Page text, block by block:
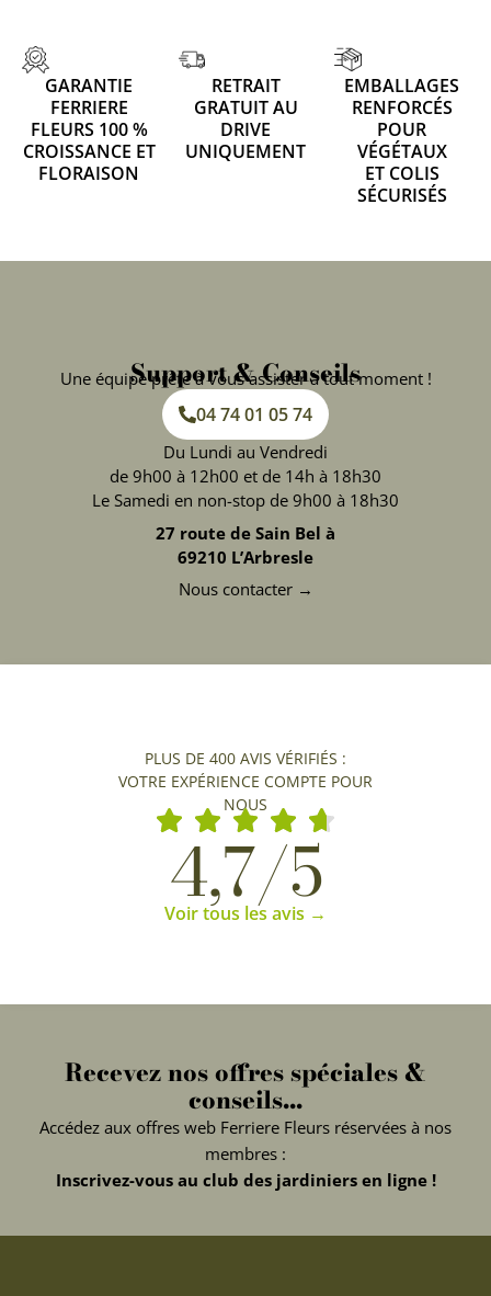
GARANTIE
FERRIERE
FLEURS 100 %
CROISSANCE ET
FLORAISON
RETRAIT
GRATUIT AU
DRIVE
UNIQUEMENT
EMBALLAGES
RENFORCÉS
POUR
VÉGÉTAUX
ET COLIS
SÉCURISÉS
Support & Conseils
Une équipe prête à vous assister à tout moment !
04 74 01 05 74
Du Lundi au Vendredi
de 9h00 à 12h00 et de 14h à 18h30
Le Samedi en non-stop de 9h00 à 18h30
27 route de Sain Bel à
69210 L’Arbresle
Nous contacter →
PLUS DE 400 AVIS VÉRIFIÉS :
VOTRE EXPÉRIENCE COMPTE POUR
NOUS
4,7/5
Voir tous les avis →
Recevez nos offres spéciales &
conseils...
Accédez aux offres web Ferriere Fleurs réservées à nos
membres :
Inscrivez-vous au club des jardiniers en ligne !